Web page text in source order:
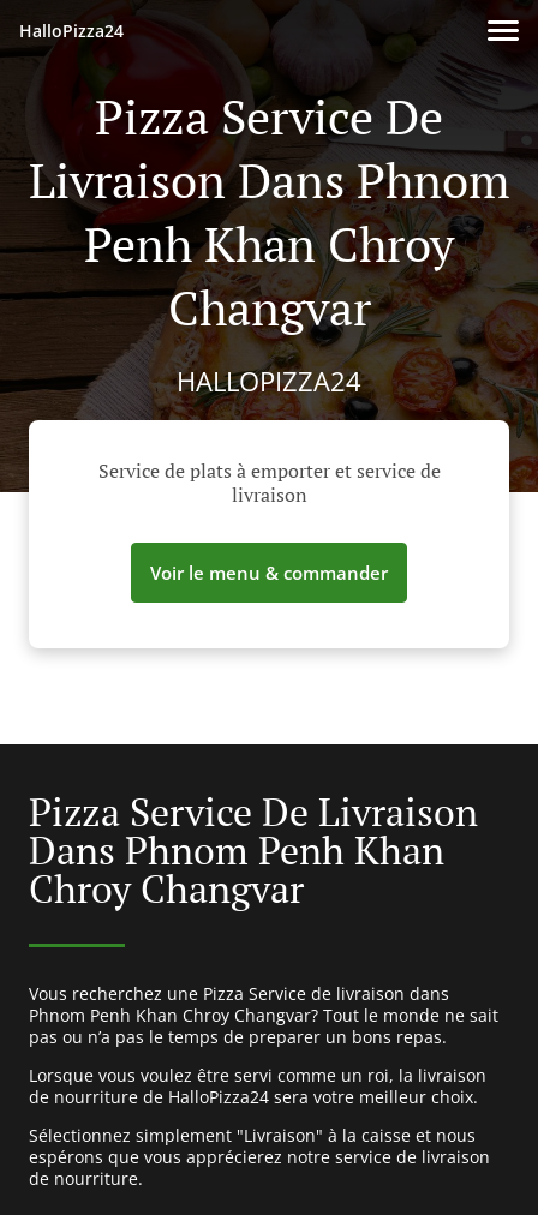
HalloPizza24
Pizza Service De
Livraison Dans Phnom
Penh Khan Chroy
Changvar
HALLOPIZZA24
Service de plats à emporter et service de
livraison
Voir le menu & commander
Pizza Service De Livraison
Dans Phnom Penh Khan
Chroy Changvar
Vous recherchez une Pizza Service de livraison dans
Phnom Penh Khan Chroy Changvar? Tout le monde ne sait
pas ou n’a pas le temps de preparer un bons repas.
Lorsque vous voulez être servi comme un roi, la livraison
de nourriture de HalloPizza24 sera votre meilleur choix.
Sélectionnez simplement "Livraison" à la caisse et nous
espérons que vous apprécierez notre service de livraison
de nourriture.